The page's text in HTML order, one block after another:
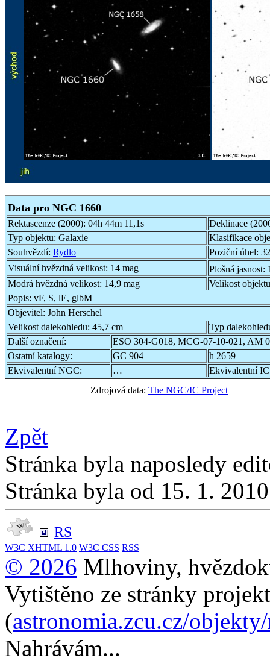
Data pro NGC 1660
Rektascenze (2000): 04h 44m 11,1s
Deklinace
Typ objektu: Galaxie
Klasifikace
Souhvězdí: Rydlo Poziční úhel:
Visuální hvězdná velikost: 14 mag Plošná jasnost:
Modrá hvězdná velikost: 14,9 mag
Velikost
Popis: vF, S, lE, glbM
Objevitel: John Herschel
Velikost dalekohledu: 45,7 cm
Typ
Další označení:
ESO 304-G018, MCG-07-10-021, AM
Ostatní katalogy:
GC 904
h 2659
Ekvivalentní NGC:
…
Ekvivalentní
Zdrojová data: The NGC/IC Project
Zpět
Stránka byla naposledy
Stránka byla od 15. 1.
RS
W3C XHTML 1.0 W3C CSS RSS
© 2026 Mlhoviny,
Vytištěno ze stránky
(astronomia.zcu.cz/
Nahrávám...